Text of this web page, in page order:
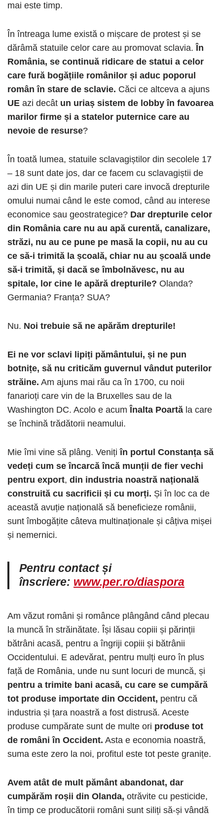
mai este timp.
În întreaga lume există o mișcare de protest și se
dărâmă statuile celor care au promovat sclavia. În
România, se continuă ridicare de statui a celor
care fură bogățiile românilor și aduc poporul
român în stare de sclavie. Căci ce altceva a ajuns
UE azi decât un uriaș sistem de lobby în favoarea
marilor firme și a statelor puternice care au
nevoie de resurse?
În toată lumea, statuile sclavagiștilor din secolele 17
– 18 sunt date jos, dar ce facem cu sclavagiștii de
azi din UE și din marile puteri care invocă drepturile
omului numai când le este comod, când au interese
economice sau geostrategice? Dar drepturile celor
din România care nu au apă curentă, canalizare,
străzi, nu au ce pune pe masă la copii, nu au cu
ce să-i trimită la școală, chiar nu au școală unde
să-i trimită, și dacă se îmbolnăvesc, nu au
spitale, lor cine le apără drepturile? Olanda?
Germania? Franța? SUA?
Nu. Noi trebuie să ne apărăm drepturile!
Ei ne vor sclavi lipiți pământului, și ne pun
botnițe, să nu criticăm guvernul vândut puterilor
străine. Am ajuns mai rău ca în 1700, cu noii
fanarioți care vin de la Bruxelles sau de la
Washington DC. Acolo e acum Înalta Poartă la care
se închină trădătorii neamului.
Mie îmi vine să plâng. Venițiîn portul Constanța să
vedeți cum se încarcă încă munții de fier vechi
pentru export, din industria noastră națională
construită cu sacrificii și cu morți. Și în loc ca de
această avuție națională să beneficieze românii,
sunt îmbogățite câteva multinaționale și câțiva mișei
și nemernici.
Pentru contact și
înscriere: www.per.ro/diaspora
Am văzut români și românce plângând când plecau
la muncă în străinătate. Își lăsau copiii și părinții
bătrâni acasă, pentru a îngriji copiii și bătrânii
Occidentului. E adevărat, pentru mulți euro în plus
față de România, unde nu sunt locuri de muncă, și
pentru a trimite bani acasă, cu care se cumpără
tot produse importate din Occident, pentru că
industria și țara noastră a fost distrusă. Aceste
produse cumpărate sunt de multe ori produse tot
de români în Occident. Asta e economia noastră,
suma este zero la noi, profitul este tot peste granițe.
Avem atât de mult pământ abandonat, dar
cumpărăm roșii din Olanda, otrăvite cu pesticide,
în timp ce producătorii români sunt siliți să-și vândă